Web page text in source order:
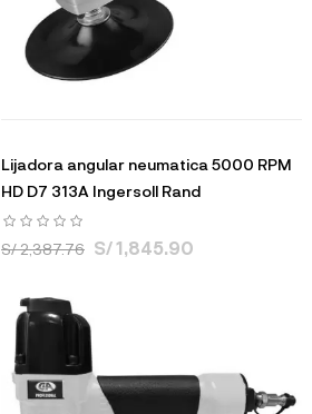
Lijadora angular neumatica 5000 RPM
HD D7 313A Ingersoll Rand
S/ 2,387.76 S/ 1,845.90